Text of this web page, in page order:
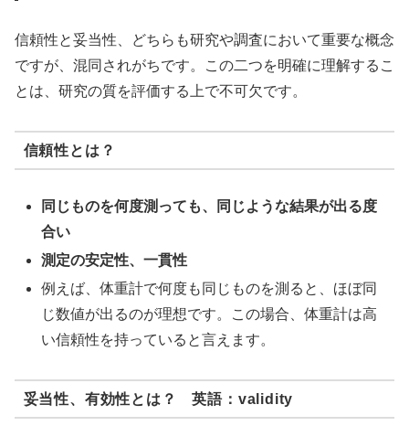
信頼性と妥当性、どちらも研究や調査において重要な概念
ですが、混同されがちです。この二つを明確に理解するこ
とは、研究の質を評価する上で不可欠です。
信頼性とは？
同じものを何度測っても、同じような結果が出る度
合い
測定の安定性、一貫性
例えば、体重計で何度も同じものを測ると、ほぼ同
じ数値が出るのが理想です。この場合、体重計は高
い信頼性を持っていると言えます。
妥当性、有効性とは？ 英語：validity